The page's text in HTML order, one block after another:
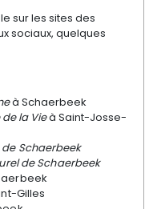
sur les sites des
sociaux, quelques
à Schaerbeek
la Vieà Saint-Josse-
de Schaerbeek
de Schaerbeek
Gilles